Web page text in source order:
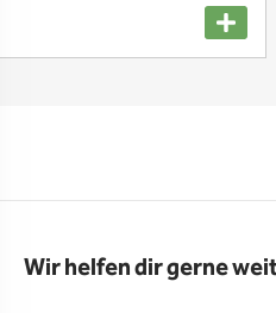
Wir helfen dir gerne